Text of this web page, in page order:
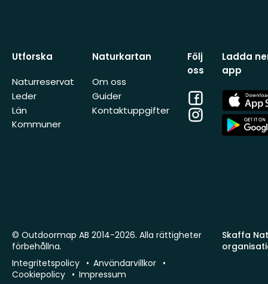
Utforska
Naturreservat
Leder
Län
Kommuner
Naturkartan
Om oss
Guider
Kontaktuppgifter
Följ
oss
Facebook
Instagram
Ladda
app
App
Store
App
Store
Skaffa
© Outdoormap AB 2014-2026. Alla rättigheter
förbehållna.
Integritetspolicy
Användarvillkor
Cookiepolicy
Impressum